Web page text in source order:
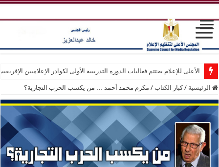
الأعلى للإعلام يختتم فعاليات الدورة التدريبية الأولى لكوادر الإعلاميين
الرئيسية / كبار الكتاب / مكرم محمد أحمد … من يكسب الحرب التجارية؟